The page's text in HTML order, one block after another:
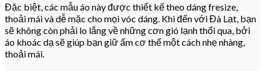
Đặc biệt, các mẫu áo này được thiết kế theo dáng fresize,
thoải mái và dễ mặc cho mọi vóc dáng. Khi đến với Đà Lạt, bạn
sẽ không còn phải lo lắng về những cơn gió lạnh thổi qua, bởi
áo khoác dạ sẽ giúp bạn giữ ấm cơ thể một cách nhẹ nhàng,
thoải mái.